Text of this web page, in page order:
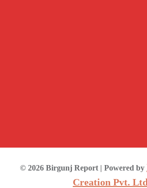
© 2026 Birgunj Report | Powered by
Creation Pvt.